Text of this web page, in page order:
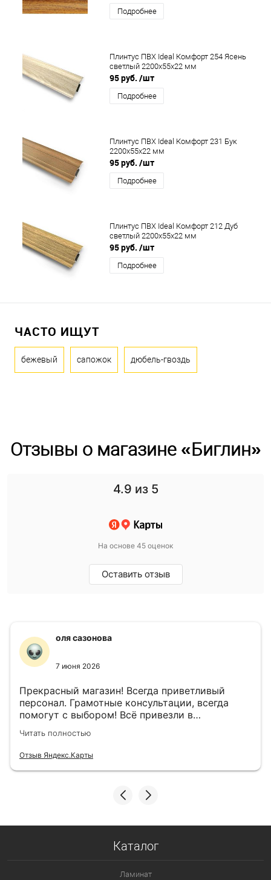
Подробнее
Плинтус ПВХ Ideal Комфорт 254 Ясень
светлый 2200x55x22 мм
95 руб. /шт
Подробнее
Плинтус ПВХ Ideal Комфорт 231 Бук
2200x55x22 мм
95 руб. /шт
Подробнее
Плинтус ПВХ Ideal Комфорт 212 Дуб
светлый 2200x55x22 мм
95 руб. /шт
Подробнее
ЧАСТО ИЩУТ
бежевый сапожок дюбель-гвоздь
Отзывы о магазине «Биглин»
4.9 из 5
На основе 45 оценок
Оставить отзыв
оля сазонова
7 июня 2026
Прекрасный магазин! Всегда приветливый
персонал. Грамотные консультации, всегда
помогут с выбором! Всё привезли в
назначенный день!
Читать полностью
Отзыв Яндекс.Карты
Каталог
Ламинат